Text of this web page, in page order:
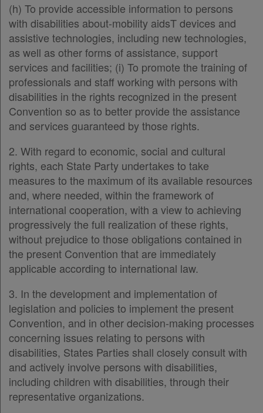
(h) To provide accessible information to persons
with disabilities about-mobility aidsT devices and
assistive technologies, including new technologies,
as well as other forms of assistance, support
services and facilities; (i) To promote the training of
professionals and staff working with persons with
disabilities in the rights recognized in the present
Convention so as to better provide the assistance
and services guaranteed by those rights.
2. With regard to economic, social and cultural
rights, each State Party undertakes to take
measures to the maximum of its available resources
and, where needed, within the framework of
international cooperation, with a view to achieving
progressively the full realization of these rights,
without prejudice to those obligations contained in
the present Convention that are immediately
applicable according to international law.
3. In the development and implementation of
legislation and policies to implement the present
Convention, and in other decision-making processes
concerning issues relating to persons with
disabilities, States Parties shall closely consult with
and actively involve persons with disabilities,
including children with disabilities, through their
representative organizations.